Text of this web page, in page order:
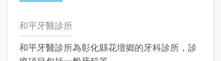
和平牙醫診所
和平牙醫診所為彰化縣花壇鄉的牙科診所，診